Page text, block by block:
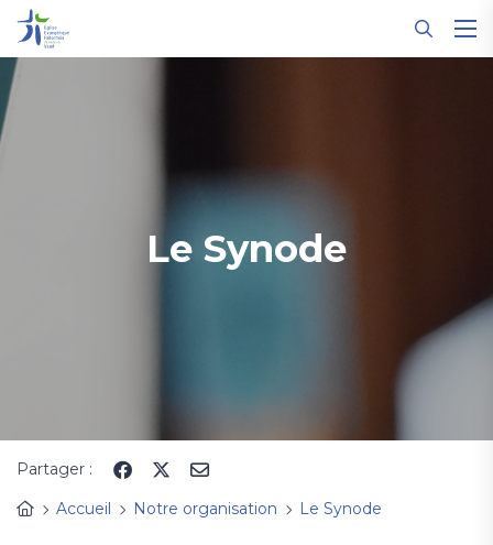
Le Synode
Partager :
Accueil
Notre organisation Le Synode
Panneau de gestion des cookies